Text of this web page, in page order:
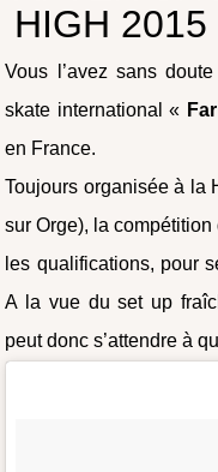
HIGH
Vous l’avez sans
skate international «
en France.
Toujours organisée à la
sur Orge), la
les qualifications, pour
A la vue du set up
peut donc s’attendre à